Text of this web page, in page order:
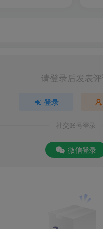
业链，为公众和客户提供
请登录后发表
登录
社交账号登录
微信登录